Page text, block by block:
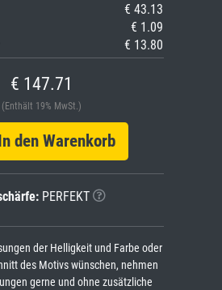
€ 43.13
€ 1.09
€ 13.80
€ 147.71
(Enthält 19% MwSt.)
den Warenkorb
PERFEKT
der Helligkeit und Farbe oder
des Motivs wünschen, nehmen
gerne und ohne zusätzliche